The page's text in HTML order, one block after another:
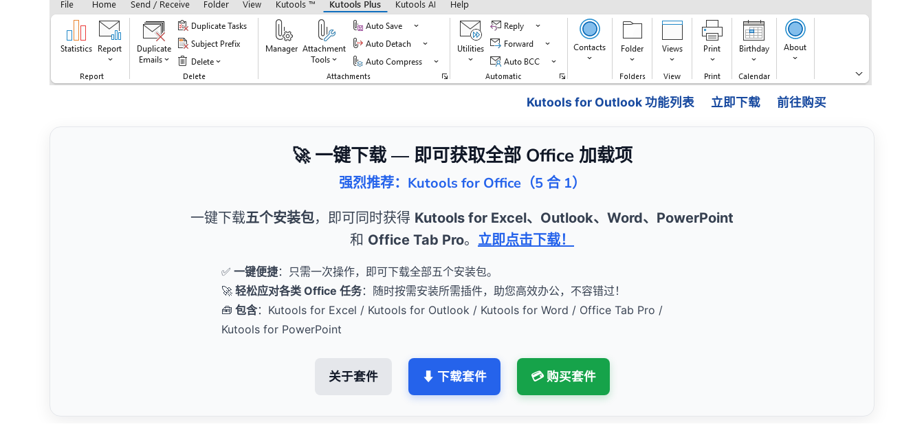
Kutools for Outlook 功能列表 立即下载 前往购买
🚀 一键下载 — 即可获取全部 Office 加载项
强烈推荐：Kutools for Office（5 合 1）
一键下载五个安装包，即可同时获得 Kutools for Excel、Outlook、Word、PowerPoint
和 Office Tab Pro。 立即点击下载！
✅ 一键便捷：只需一次操作，即可下载全部五个安装包。
🚀 轻松应对各类 Office 任务：随时按需安装所需插件，助您高效办公，不容错过！
🧰 包含：Kutools for Excel / Kutools for Outlook / Kutools for Word / Office Tab Pro /
Kutools for PowerPoint
关于套件 ⬇ 下载套件 💳 购买套件